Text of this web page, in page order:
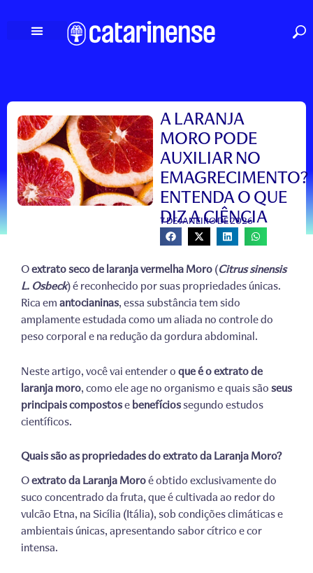
A LARANJA
MORO PODE
AUXILIAR NO
EMAGRECIMENTO?
ENTENDA O QUE
DIZ A CIÊNCIA
7 DE JANEIRO DE 2026
Oextrato seco de laranja vermelha Moro(Citrus sinensis
L. Osbeck) é reconhecido por suas propriedades únicas.
Rica emantocianinas, essa substância tem sido
amplamente estudada como um aliada no controle do
peso corporal e na redução da gordura abdominal.
Neste artigo, você vai entender oque é o extrato de
laranja moro, como ele age no organismo e quais sãoseus
principais compostosebenefíciossegundo estudos
científicos.
Quais são as propriedades do extrato da Laranja Moro?
Oextrato da Laranja Moroé obtido exclusivamente do
suco concentrado da fruta, que é cultivada ao redor do
vulcão Etna, na Sicília (Itália), sob condições climáticas e
ambientais únicas, apresentando sabor cítrico e cor
intensa.